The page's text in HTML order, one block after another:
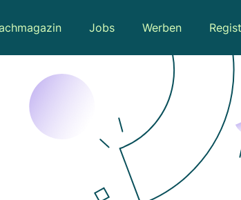
Jobs Werben